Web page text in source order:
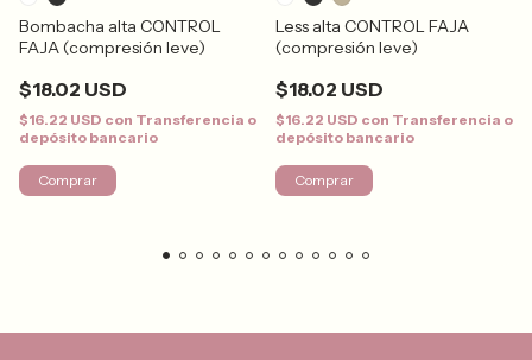
Bombacha alta CONTROL
FAJA (compresión leve)
$18.02 USD
$16.22 USD con Transferencia o
depósito bancario
Comprar
Less alta CONTROL FAJA
(compresión leve)
$18.02 USD
$16.22 USD con Transferencia o
depósito bancario
Comprar